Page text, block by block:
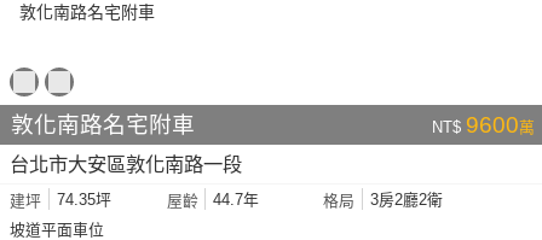
敦化南路名宅附車 NT$ 9600萬
台北市大安區敦化南路一段
建坪 74.35坪 屋齡 44.7年 格局
3房2廳2衛
坡道平面車位